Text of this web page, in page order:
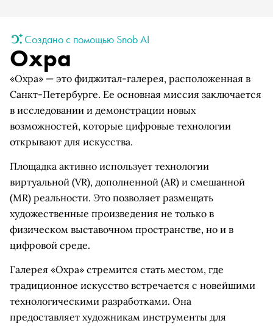
Создано с помощью Snob AI
Охра
«Охра» — это фиджитал-галерея, расположенная в
Санкт-Петербурге. Ее основная миссия заключается
в исследовании и демонстрации новых
возможностей, которые цифровые технологии
открывают для искусства.
Площадка активно использует технологии
виртуальной (VR), дополненной (AR) и смешанной
(MR) реальности. Это позволяет размещать
художественные произведения не только в
физическом выставочном пространстве, но и в
цифровой среде.
Галерея «Охра» стремится стать местом, где
традиционное искусство встречается с новейшими
технологическими разработками. Она
предоставляет художникам инструменты для